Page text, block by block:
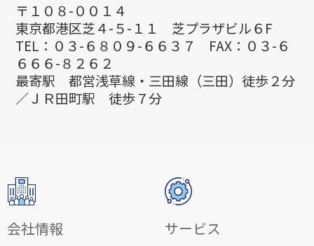
〒１０８-００１４
東京都港区芝４-５-１１ 芝プラザビル６F
TEL：０３-６８０９-６６３７ FAX：０３-６
６６６-８２６２
最寄駅 都営浅草線・三田線（三田）徒歩２分
／ＪＲ田町駅 徒歩７分
会社情報 サービス